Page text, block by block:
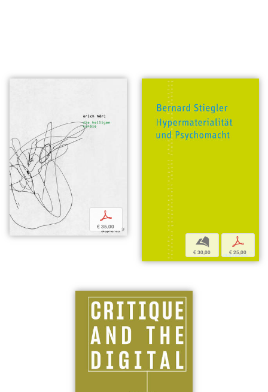
p
€ 35,00
b
€ 30,00
p
€ 25,00